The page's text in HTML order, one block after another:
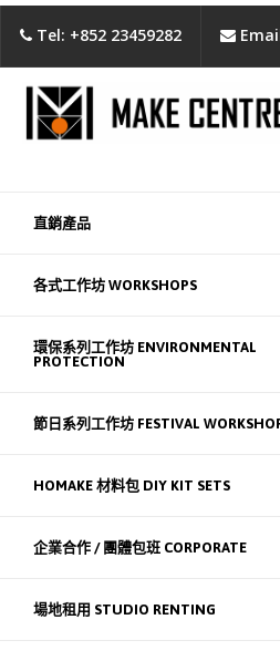
Tel: +852 23459282
直銷產品
各式工作坊 WORKSHOPS
環保系列工作坊 ENVIRONMENTAL
PROTECTION
節日系列工作坊 FESTIVAL
HOMAKE 材料包 DIY KIT SETS
企業合作 / 團體包班 CORPORATE
場地租用 STUDIO RENTING